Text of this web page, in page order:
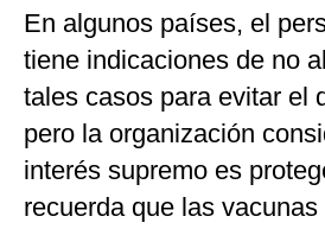
En algunos países, el
tiene indicaciones de no
tales casos para evitar el
pero la organización
interés supremo es
recuerda que las